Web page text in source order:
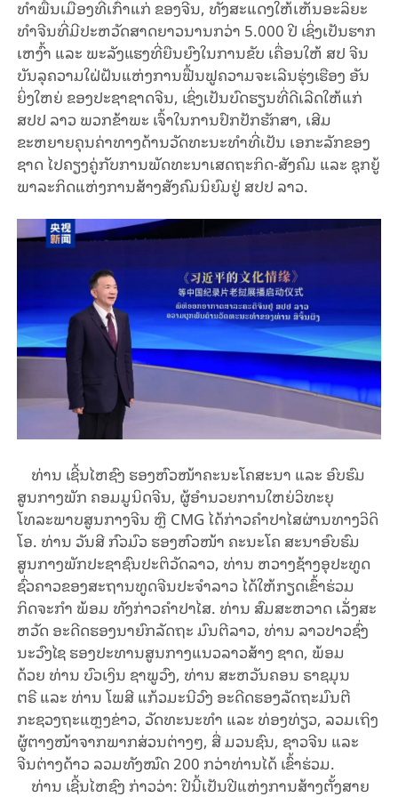
ທໍາພື້ນເມືອງທີ່ເກົ່າແກ່ ຂອງຈີນ, ທັງສະແດງໃຫ້ເຫັນອະລິຍະ
ທໍາຈີນທີ່ມີປະຫວັດສາດຍາວນານກວ່າ 5.000 ປີ ເຊິ່ງເປັນຮາກ
ເຫງົ້າ ແລະ ພະລັງແຮງທີ່ຍືນຍົງໃນການຂັບ ເຄື່ອນໃຫ້ ສປ ຈີນ
ບັນລຸຄວາມໃຝ່ຝັນແຫ່ງການຟື້ນຟູຄວາມຈະເລີນຮຸ່ງເຮືອງ ອັນ
ຍິ່ງໃຫຍ່ ຂອງປະຊາຊາດຈີນ, ເຊິ່ງເປັນບົດຮຽນທີ່ດີເລີດໃຫ້ແກ່
ສປປ ລາວ ພວກຂ້າພະ ເຈົ້າໃນການປົກປັກຮັກສາ, ເສີມ
ຂະຫຍາຍຄຸນຄ່າທາງດ້ານວັດທະນະທໍາທີ່ເປັນ ເອກະລັກຂອງ
ຊາດ ໄປຄຽງຄູ່ກັບການພັດທະນາເສດຖະກິດ-ສັງຄົມ ແລະ ຊຸກຍູ້
ພາລະກິດແຫ່ງການສ້າງສັງຄົມນິຍົມຢູ່ ສປປ ລາວ.
ທ່ານ ເຊີ້ນໄຫຊົງ ຮອງຫົວໜ້າຄະນະໂຄສະນາ ແລະ ອົບຮົມ
ສູນກາງພັກ ຄອມມູນິດຈີນ, ຜູ້ອໍານວຍການໃຫຍ່ວິທະຍຸ
ໂທລະພາບສູນກາງຈີນ ຫຼື CMG ໄດ້ກ່າວຄຳປາໄສຜ່ານທາງວິດິ
ໂອ. ທ່ານ ວັນສີ ກົວມົວ ຮອງຫົວໜ້າ ຄະນະໂຄ ສະນາອົບຮົມ
ສູນກາງພັກປະຊາຊົນປະຕິວັດລາວ, ທ່ານ​ ຫວາງ​ຊ້າງອຸ​ປະ​ທູດ
ຊົ່ວ​ຄາວ​ຂອງສະ​ຖານ​ທູດ​ຈີນ​ປະ​ຈໍາ​ລາວ ໄດ້ໃຫ້ກຽດເຂົ້າຮ່ວມ
ກິດຈະກຳ ພ້ອມ ທັງກ່າວຄຳປາໄສ. ທ່ານ ສົມສະຫວາດ ເລັ່ງສະ
ຫວັດ ອະດີດຮອງນາຍົກລັດຖະ ມົນຕີລາວ, ທ່ານ ລາວປາວຊົ່ງ
ນະວົງໄຊ ຮອງປະທານສູນກາງແນວລາວສ້າງ ຊາດ, ພ້ອມ
ດ້ວຍ ທ່ານ ບົວເງິນ ຊາພູວົງ, ທ່ານ ສະຫວັນຄອນ ຣາຊມຸນ
ຕຣີແລະ ທ່ານ ໂພສີ ແກ້ວມະນີວົງ ອະດີດຮອງລັດຖະມົນຕີ
ກະຊວງຖະແຫຼງຂ່າວ, ວັດທະນະທໍາ ແລະ ທ່ອງທ່ຽວ, ລວມເຖິງ
ຜູ້ຕາງໜ້າຈາກພາກສ່ວນຕ່າງໆ, ສື່ ມວນຊົນ, ຊາວຈີນ ແລະ
ຈີນຕ່າງດ້າວ ລວມທັງໝົດ 200 ກວ່າທ່ານໄດ້ ເຂົ້າຮ່ວມ.
ທ່ານ ເຊີ້ນໄຫຊົງ ກ່າວວ່າ: ປີ​ນີ້​​ເປັນ​ປີ​ແຫ່ງ​ການ​ສ້າງ​ຕັ້ງ​ສາຍ​